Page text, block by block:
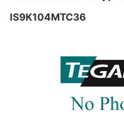
IS9K104MTC36